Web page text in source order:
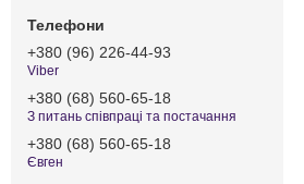
+380 (96) 226-44-93
Viber
+380 (68) 560-65-18
З питань співпраці та постачання
+380 (68) 560-65-18
Євген